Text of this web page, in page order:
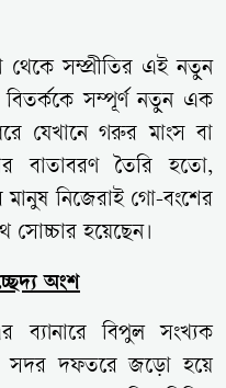
সম্প্রীতির এই নতুন
বিতর্ককে সম্পূর্ণ নতুন এক
যেখানে গরুর মাংস বা
বাতাবরণ তৈরি হতো,
মানুষ নিজেরাই গো-বংশের
সোচ্চার হয়েছেন।
অংশ
ব্যানারে বিপুল সংখ্যক
সদর দফতরে জড়ো হয়ে